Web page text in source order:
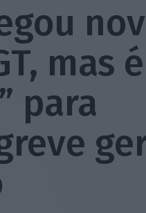
mas é
para